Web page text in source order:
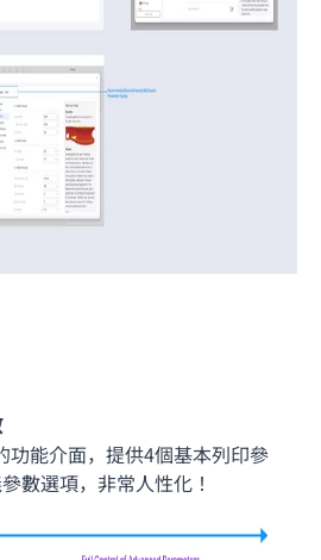
功能介面，提供4個基本列印參
數選項，非常人性化！